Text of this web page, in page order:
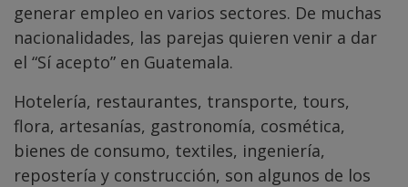
generar empleo en varios sectores. De muchas
nacionalidades, las parejas quieren venir a dar
el “Sí acepto” en Guatemala.
Hotelería, restaurantes, transporte, tours,
flora, artesanías, gastronomía, cosmética,
bienes de consumo, textiles, ingeniería,
repostería y construcción, son algunos de los